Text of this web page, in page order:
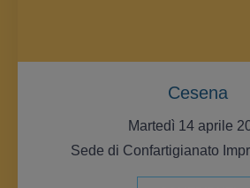
Cesena
Martedì 14 aprile
Sede di Confartigianato